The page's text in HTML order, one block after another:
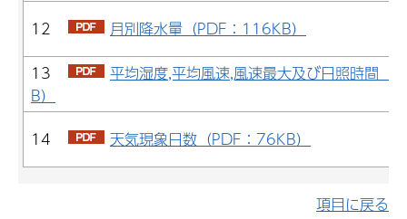
12
月別降水量（PDF：116KB）
13
平均湿度,平均風速,風速最大及び日照時間（
B）
14
天気現象日数（PDF：76KB）
項目に戻る